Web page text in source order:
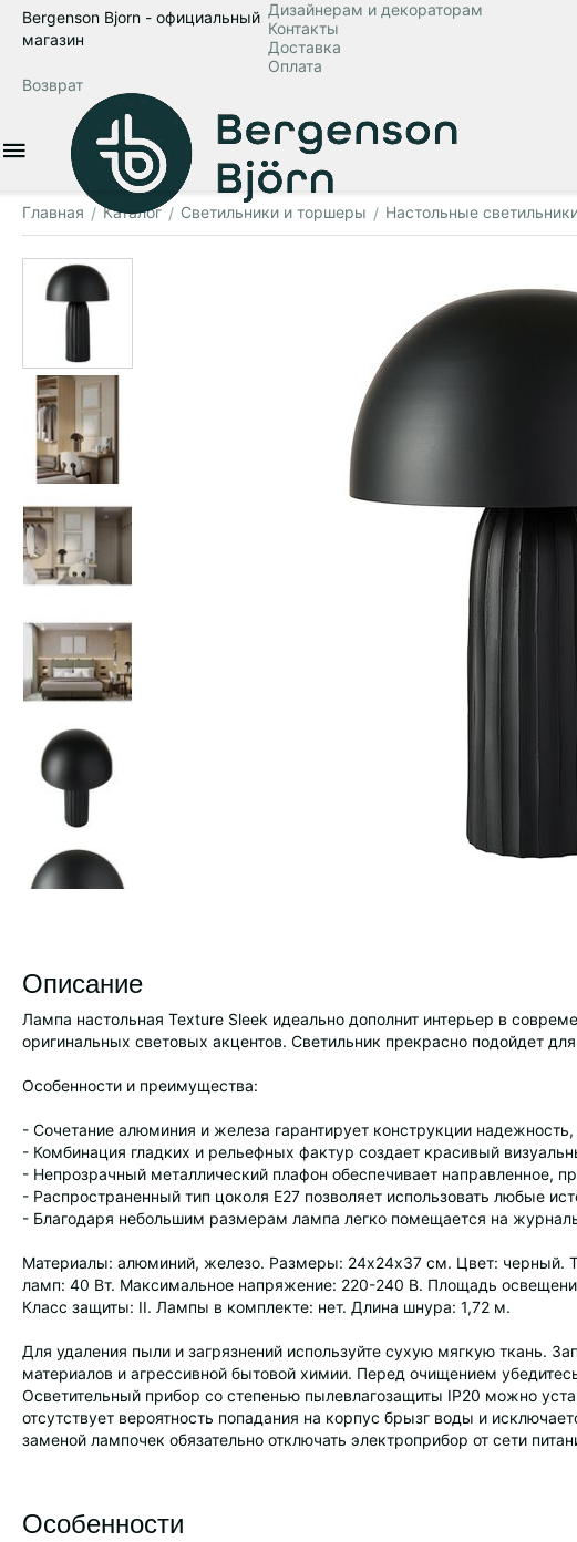
Bergenson Bjorn - официальный
магазин
Дизайнерам и декораторам
Контакты
Доставка
Оплата
Возврат
Главная / Каталог / Светильники и торшеры / Настольные
Описание
Лампа настольная Texture Sleek идеально дополнит интерьер в
оригинальных световых акцентов. Светильник прекрасно подойдет
Особенности и преимущества:
- Сочетание алюминия и железа гарантирует конструкции надежность,
- Комбинация гладких и рельефных фактур создает красивый
- Непрозрачный металлический плафон обеспечивает направленное,
- Распространенный тип цоколя Е27 позволяет использовать любые
- Благодаря небольшим размерам лампа легко помещается на
Материалы: алюминий, железо. Размеры: 24х24х37 см. Цвет: черный.
ламп: 40 Вт. Максимальное напряжение: 220-240 В. Площадь
Класс защиты: II. Лампы в комплекте: нет. Длина шнура: 1,72 м.
Для удаления пыли и загрязнений используйте сухую мягкую ткань.
материалов и агрессивной бытовой химии. Перед очищением
Осветительный прибор со степенью пылевлагозащиты IP20 можно
отсутствует вероятность попадания на корпус брызг воды и
заменой лампочек обязательно отключать электроприбор от сети
Особенности